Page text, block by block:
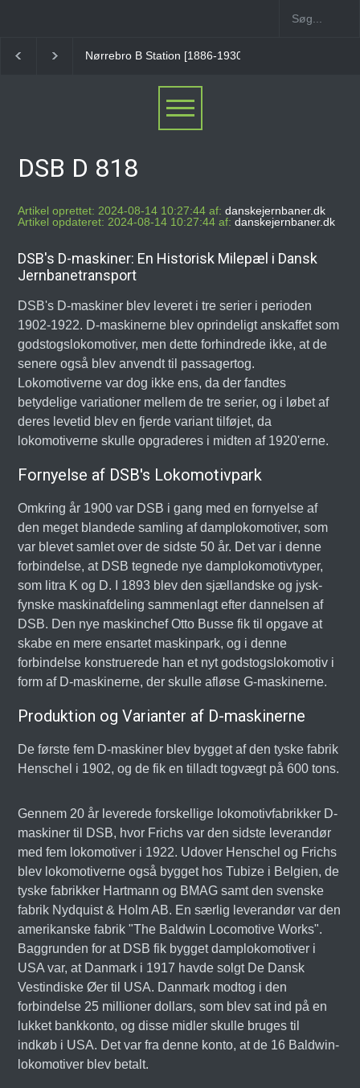
Nørrebro B Station [1886-1930]
DSB D 818
Artikel oprettet: 2024-08-14 10:27:44 af: danskejernbaner.dk
Artikel opdateret: 2024-08-14 10:27:44 af: danskejernbaner.dk
DSB's D-maskiner: En Historisk Milepæl i Dansk
Jernbanetransport
DSB's D-maskiner blev leveret i tre serier i perioden
1902-1922. D-maskinerne blev oprindeligt anskaffet som
godstogslokomotiver, men dette forhindrede ikke, at de
senere også blev anvendt til passagertog.
Lokomotiverne var dog ikke ens, da der fandtes
betydelige variationer mellem de tre serier, og i løbet af
deres levetid blev en fjerde variant tilføjet, da
lokomotiverne skulle opgraderes i midten af 1920'erne.
Fornyelse af DSB's Lokomotivpark
Omkring år 1900 var DSB i gang med en fornyelse af
den meget blandede samling af damplokomotiver, som
var blevet samlet over de sidste 50 år. Det var i denne
forbindelse, at DSB tegnede nye damplokomotivtyper,
som litra K og D. I 1893 blev den sjællandske og jysk-
fynske maskinafdeling sammenlagt efter dannelsen af
DSB. Den nye maskinchef Otto Busse fik til opgave at
skabe en mere ensartet maskinpark, og i denne
forbindelse konstruerede han et nyt godstogslokomotiv i
form af D-maskinerne, der skulle afløse G-maskinerne.
Produktion og Varianter af D-maskinerne
De første fem D-maskiner blev bygget af den tyske fabrik
Henschel i 1902, og de fik en tilladt togvægt på 600 tons.
Gennem 20 år leverede forskellige lokomotivfabrikker D-
maskiner til DSB, hvor Frichs var den sidste leverandør
med fem lokomotiver i 1922. Udover Henschel og Frichs
blev lokomotiverne også bygget hos Tubize i Belgien, de
tyske fabrikker Hartmann og BMAG samt den svenske
fabrik Nydquist & Holm AB. En særlig leverandør var den
amerikanske fabrik "The Baldwin Locomotive Works".
Baggrunden for at DSB fik bygget damplokomotiver i
USA var, at Danmark i 1917 havde solgt De Dansk
Vestindiske Øer til USA. Danmark modtog i den
forbindelse 25 millioner dollars, som blev sat ind på en
lukket bankkonto, og disse midler skulle bruges til
indkøb i USA. Det var fra denne konto, at de 16 Baldwin-
lokomotiver blev betalt.